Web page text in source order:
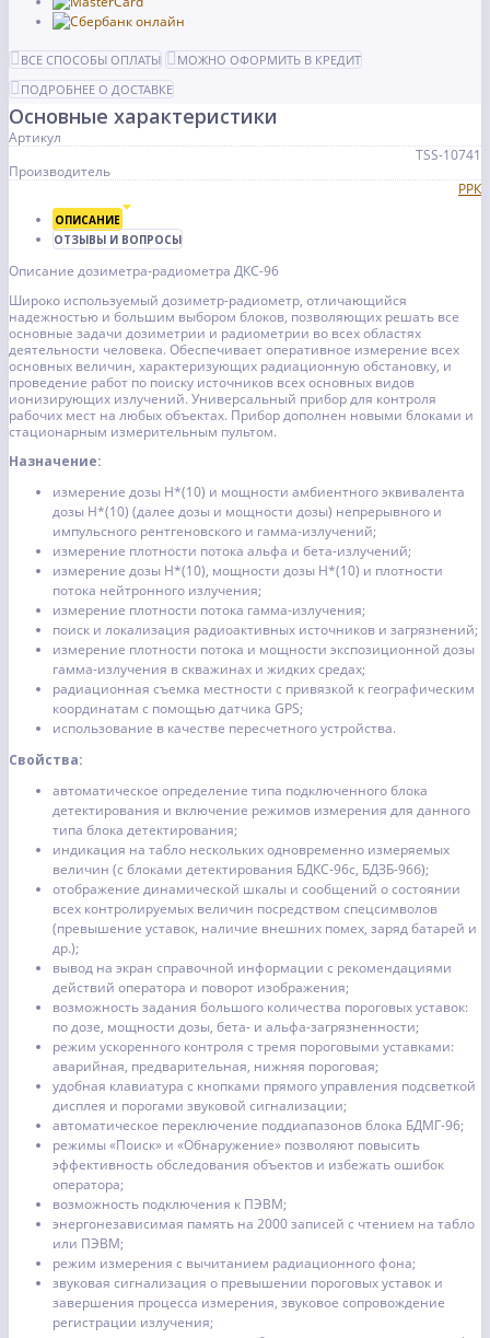
ВСЕ СПОСОБЫ ОПЛАТЫ
МОЖНО ОФОРМИТЬ В КРЕДИТ
ПОДРОБНЕЕ О ДОСТАВКЕ
Основные характеристики
Артикул
TSS-10741
Производитель
РРК
ОПИСАНИЕ
ОТЗЫВЫ И ВОПРОСЫ
Описание дозиметра-радиометра ДКС-96
Широко используемый дозиметр-радиометр, отличающийся
надежностью и большим выбором блоков, позволяющих решать все
основные задачи дозиметрии и радиометрии во всех областях
деятельности человека. Обеспечивает оперативное измерение всех
основных величин, характеризующих радиационную обстановку, и
проведение работ по поиску источников всех основных видов
ионизирующих излучений. Универсальный прибор для контроля
рабочих мест на любых объектах. Прибор дополнен новыми блоками и
стационарным измерительным пультом.
Назначение:
измерение дозы Н*(10) и мощности амбиентного эквивалента
дозы Н*(10) (далее дозы и мощности дозы) непрерывного и
импульсного рентгеновского и гамма-излучений;
измерение плотности потока альфа­ и бета-излучений;
измерение дозы Н*(10), мощности дозы Н*(10) и плотности
потока нейтронного излучения;
измерение плотности потока гамма­-излучения;
поиск и локализация радиоактивных источников и загрязнений;
измерение плотности потока и мощности экспозиционной дозы
гамма-­излучения в скважинах и жидких средах;
радиационная съемка местности с привязкой к географическим
координатам с помощью датчика GPS;
использование в качестве пересчетного устройства.
Свойства:
автоматическое определение типа подключенного блока
детектирования и включение режимов измерения для данного
типа блока детектирования;
индикация на табло нескольких одновременно измеряемых
величин (с блоками детектирования БДКС-96с, БДЗБ-96б);
отображение динамической шкалы и сообщений о состоянии
всех контролируемых величин посредством спецсимволов
(превышение уставок, наличие внешних помех, заряд батарей и
др.);
вывод на экран справочной информации с рекомендациями
действий оператора и поворот изображения;
возможность задания большого количества пороговых уставок:
по дозе, мощности дозы, бета- и альфа-­загрязненности;
режим ускоренного контроля с тремя пороговыми уставками:
аварийная, предварительная, нижняя пороговая;
удобная клавиатура с кнопками прямого управления подсветкой
дисплея и порогами звуковой сигнализации;
автоматическое переключение поддиапазонов блока БДМГ-96;
режимы «Поиск» и «Обнаружение» позволяют повысить
эффективность обследования объектов и избежать ошибок
оператора;
возможность подключения к ПЭВМ;
энергонезависимая память на 2000 записей с чтением на табло
или ПЭВМ;
режим измерения с вычитанием радиационного фона;
звуковая сигнализация о превышении пороговых уставок и
завершения процесса измерения, звуковое сопровождение
регистрации излучения;